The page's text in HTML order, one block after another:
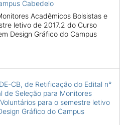
Cabedelo
Acadêmicos Bolsistas e
letivo de 2017.2 do Curso
Design Gráfico do Campus
CB, de Retificação do Edital n°
de Seleção para Monitores
para o semestre letivo
Gráfico do Campus